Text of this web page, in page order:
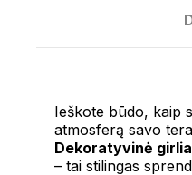
Ieškote būdo, kaip
atmosferą savo
Dekoratyvinė
– tai stilingas